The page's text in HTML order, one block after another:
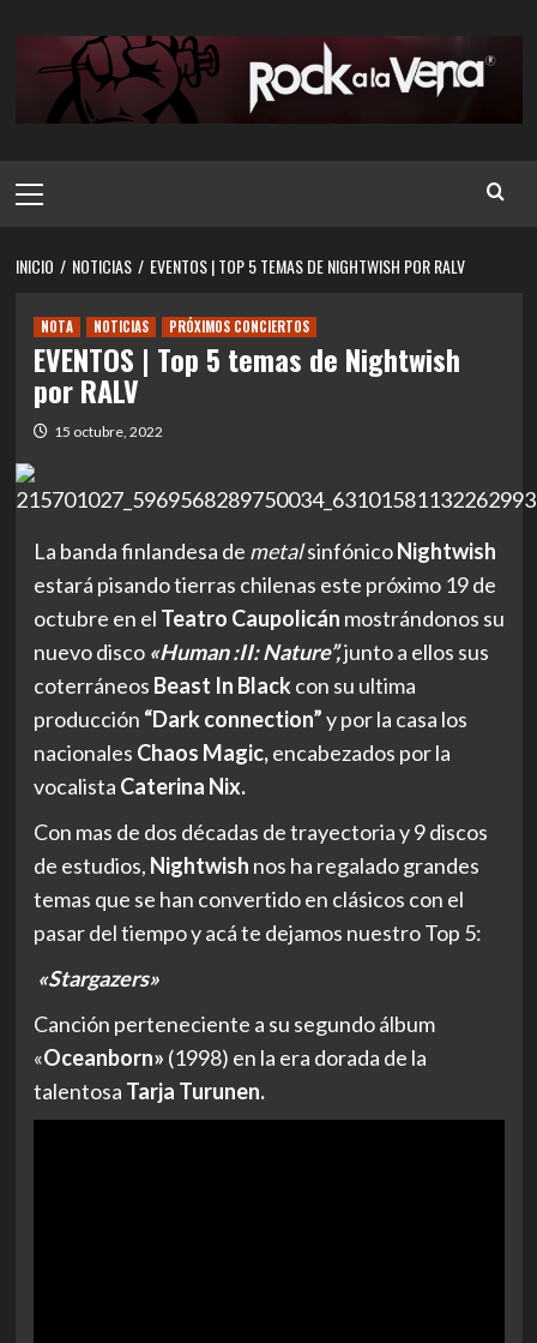
contenido
principal
INICIO NOTICIAS EVENTOS | TOP 5 TEMAS DE NIGHTWISH POR RALV
NOTA NOTICIAS PRÓXIMOS CONCIERTOS
EVENTOS | Top 5 temas de Nightwish
por RALV
15 octubre, 2022
La banda finlandesa de metalsinfónicoNightwish
estará pisando tierras chilenas este próximo 19 de
octubre en el Teatro Caupolicán mostrándonos su
nuevo disco «Human :II: Nature”,junto a ellos sus
coterráneos Beast In Blackcon su ultima
producción “Dark connection”y por la casa los
nacionales Chaos Magic,encabezados por la
vocalista Caterina Nix.
Con mas de dos décadas de trayectoria y 9 discos
de estudios, Nightwish nos ha regalado grandes
temas que se han convertido en clásicos con el
pasar del tiempo y acá te dejamos nuestro Top 5:
«Stargazers»
Canción perteneciente a su segundo álbum
«Oceanborn» (1998) en la era dorada de la
talentosa Tarja Turunen.